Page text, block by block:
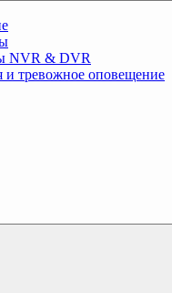
NVR & DVR
и тревожное оповещение